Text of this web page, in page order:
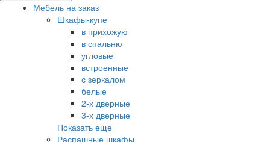
Мебель на заказ
Шкафы-купе
в прихожую
в спальню
угловые
встроенные
с зеркалом
белые
2-х дверные
3-х дверные
Показать еще
Распашные шкафы